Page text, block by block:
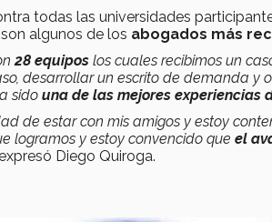
todas las universidades
algunos de los abogados más
28 equipos los cuales recibimos un
desarrollar un escrito de demanda y
sido una de las mejores experiencias
de estar con mis amigos y estoy
logramos y estoy convencido que el
Diego Quiroga.